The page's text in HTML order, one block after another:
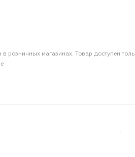
в розничных магазинах. Товар доступен